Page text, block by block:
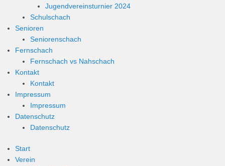
Jugendvereinsturnier 2024
Schulschach
Senioren
Seniorenschach
Fernschach
Fernschach vs Nahschach
Kontakt
Kontakt
Impressum
Impressum
Datenschutz
Datenschutz
Start
Verein